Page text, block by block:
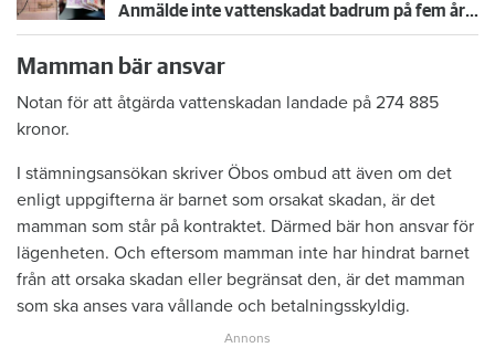
Anmälde inte vattenskadat badrum på fem år – krävs på 125 000 kronor
Mamman bär ansvar
Notan för att åtgärda vattenskadan landade på 274 885
kronor.
I stämningsansökan skriver Öbos ombud att även om det
enligt uppgifterna är barnet som orsakat skadan, är det
mamman som står på kontraktet. Därmed bär hon ansvar för
lägenheten. Och eftersom mamman inte har hindrat barnet
från att orsaka skadan eller begränsat den, är det mamman
som ska anses vara vållande och betalningsskyldig.